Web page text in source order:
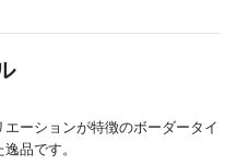
ーションが特徴のボーダータイ
品です。